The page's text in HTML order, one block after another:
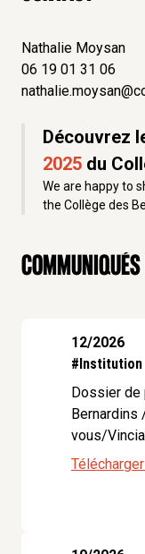
Nathalie Moysan
06 19 01 31 06
Découvrez
2025 du
We are happy to
the Collège des
12/2026
#Institution
Dossier de
vous/